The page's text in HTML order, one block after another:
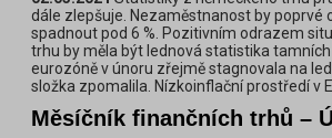
dále zlepšuje. Nezaměstnanost by poprvé
spadnout pod 6 %. Pozitivním odrazem
trhu by měla být lednová statistika
eurozóně v únoru zřejmě stagnovala na
složka zpomalila. Nízkoinflační prostředí v
Měsíčník finančních trhů –